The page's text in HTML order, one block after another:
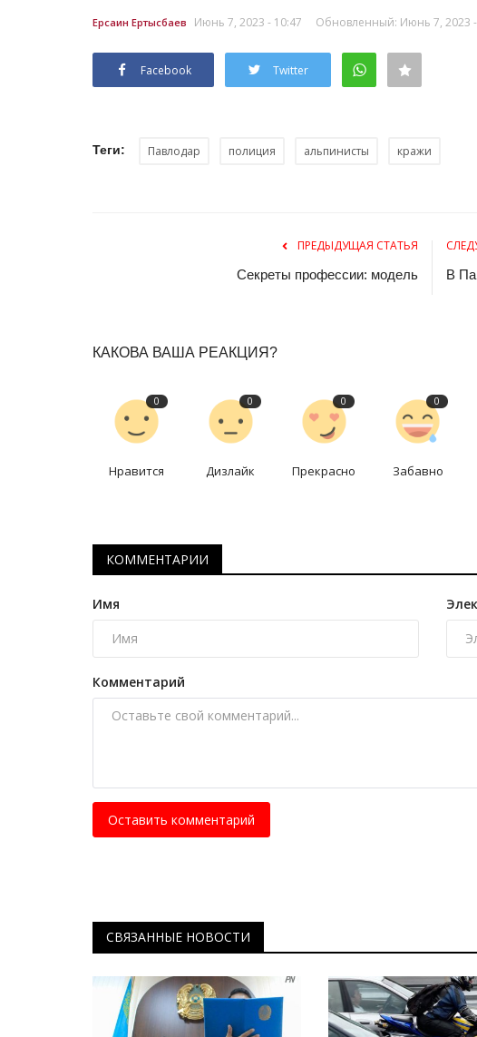
Ерсаин Ертысбаев Июнь 7, 2023 - 10:47 Обновленный: Июнь 7, 2023
Facebook Twitter
Теги: Павлодар полиция альпинисты кражи
ПРЕДЫДУЩАЯ СТАТЬЯ
Секреты профессии: модель
В
КАКОВА ВАША РЕАКЦИЯ?
0
Нравится
0
Дизлайк
0
Прекрасно
0
Забавно
КОММЕНТАРИИ
Имя
Комментарий
Оставить комментарий
СВЯЗАННЫЕ НОВОСТИ
Предания степи
Как выглядела жительница